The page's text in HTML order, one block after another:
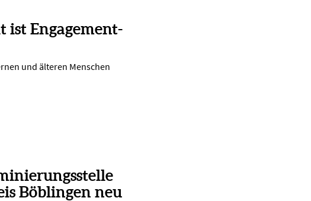
ist Engagement-
und älteren Menschen
Böblingen neu